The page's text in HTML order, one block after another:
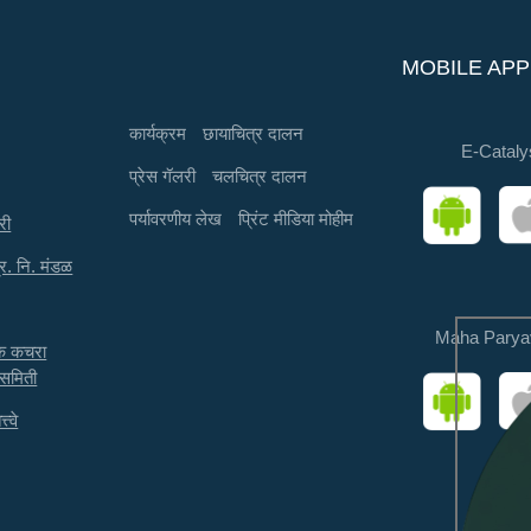
नि. मंडळ
कचरा
कार्यक्रम छायाचित्र दालन
प्रेस गॅलरी चलचित्र दालन
पर्यावरणीय लेख प्रिंट मीडिया मोहीम
MOBILE
E-
Maha